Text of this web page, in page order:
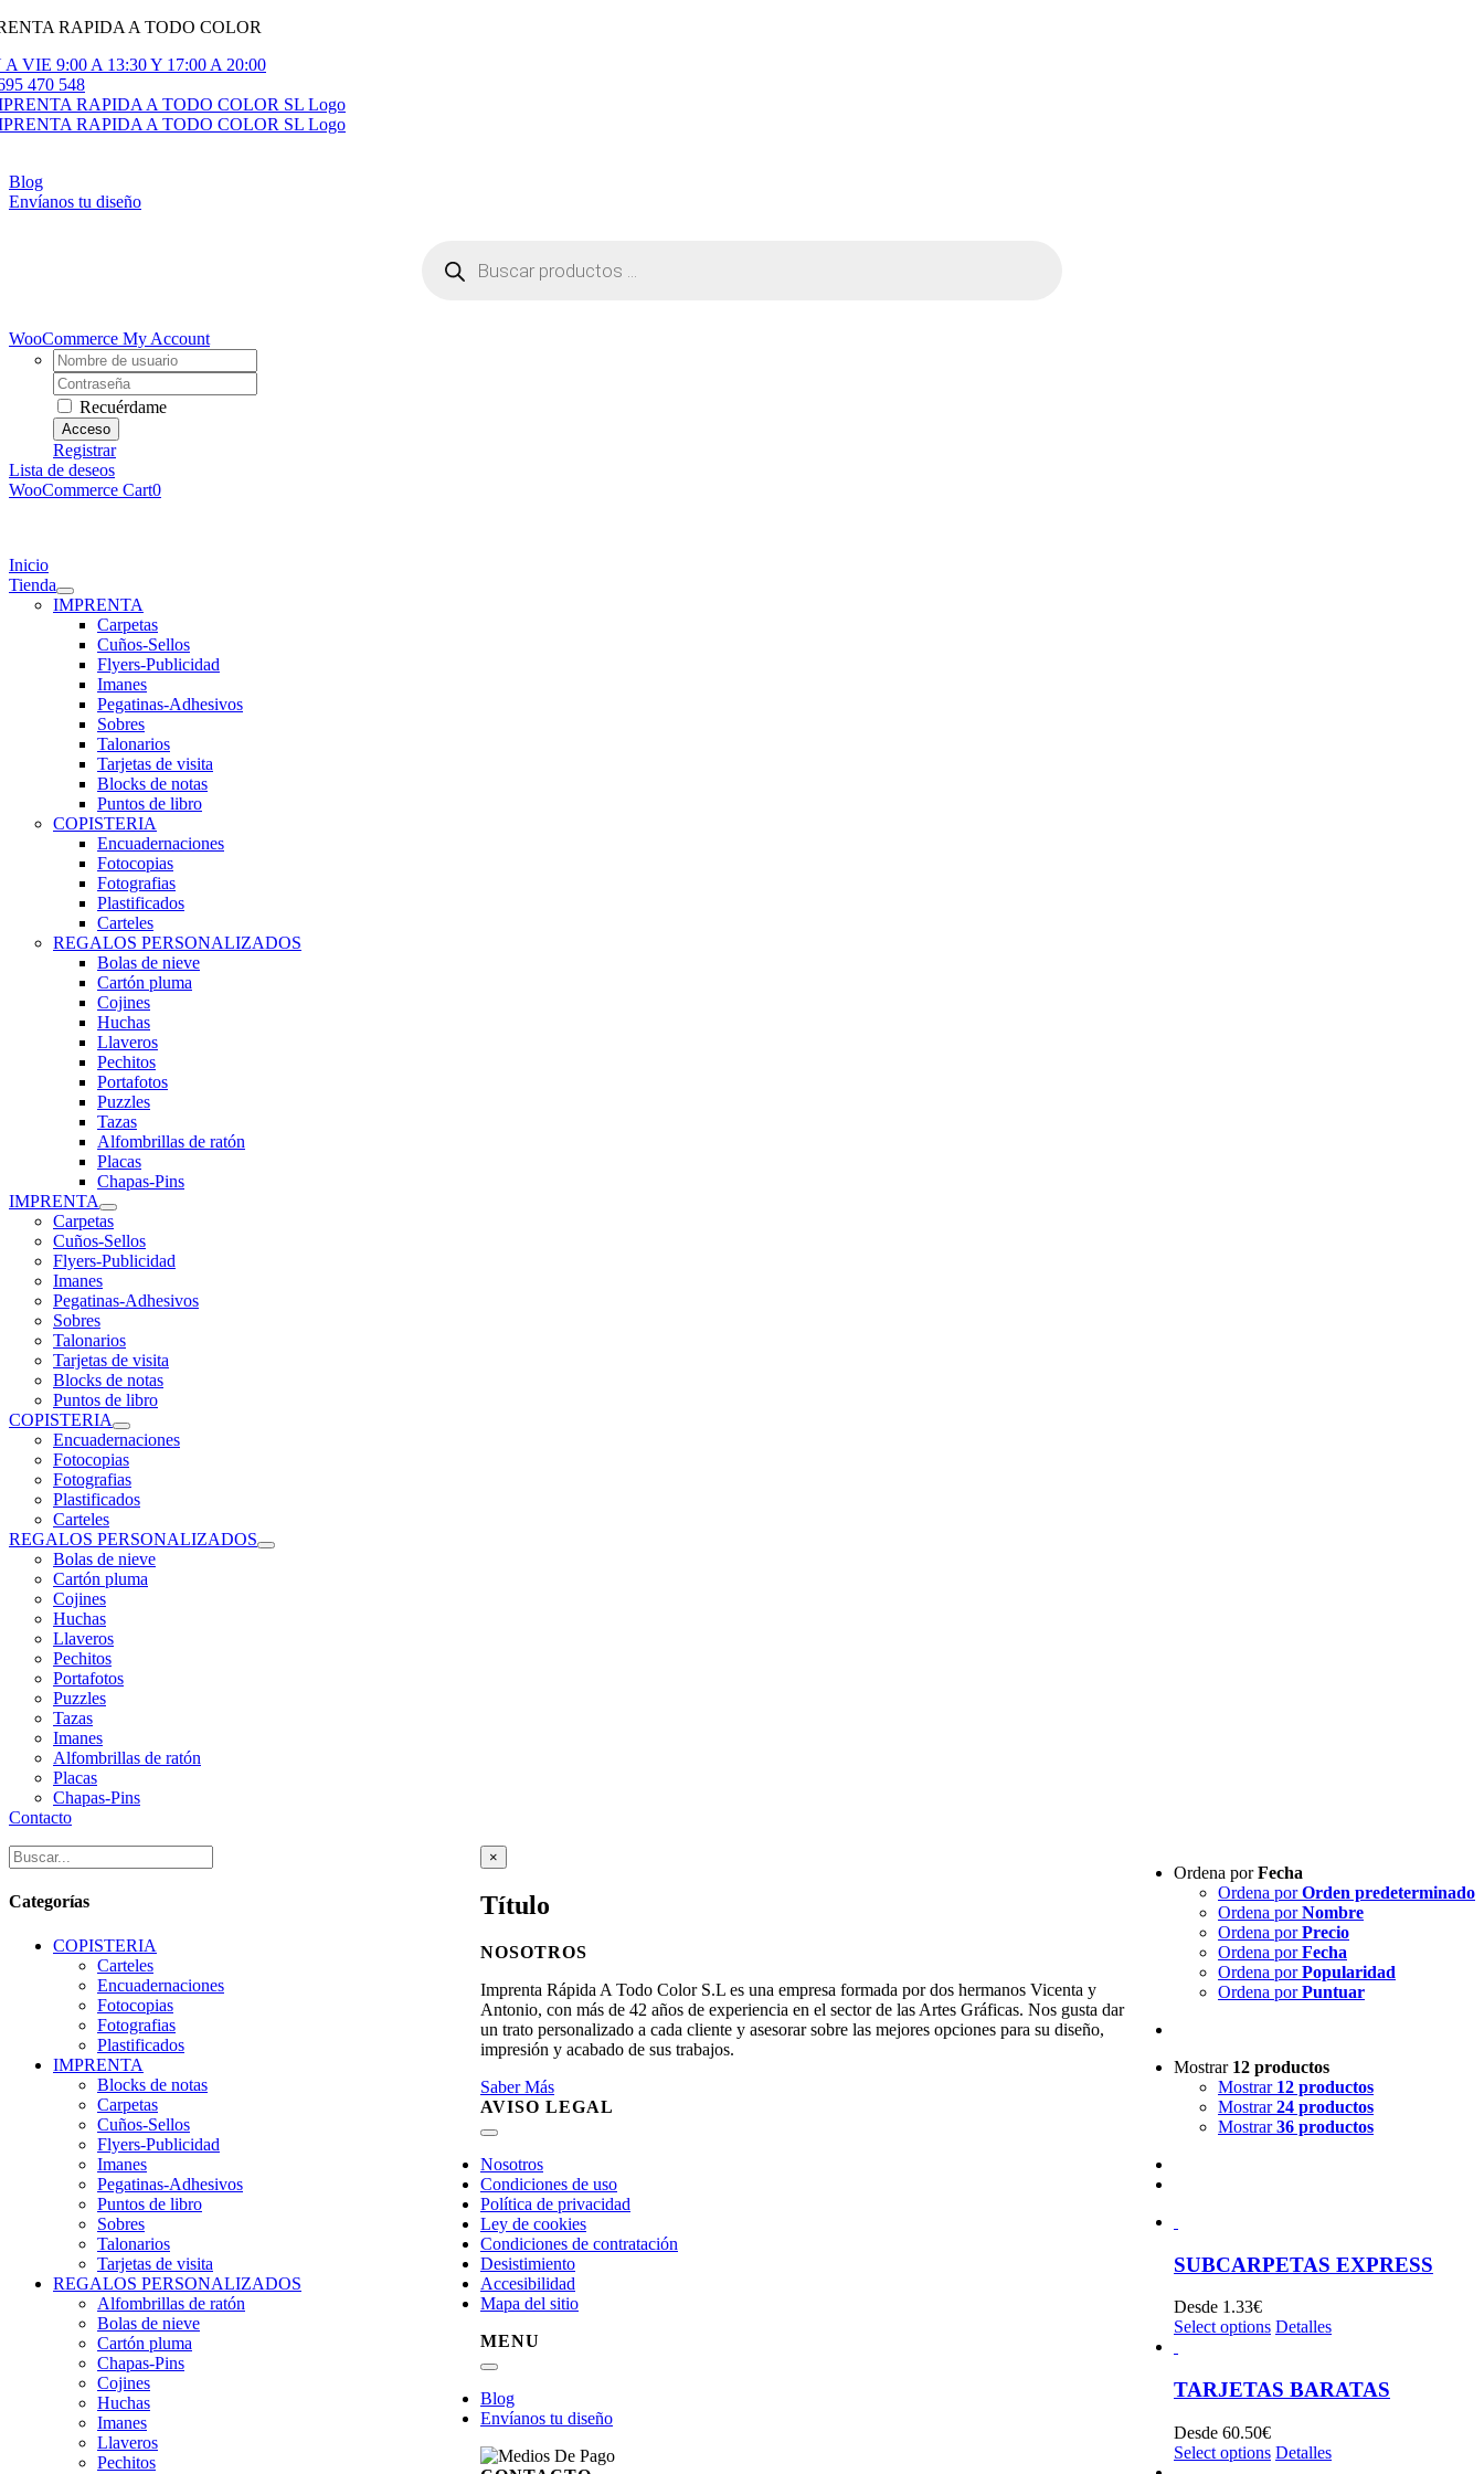
Saltar
contenido
RAPIDA A TODO COLOR
VIE 9:00 A 13:30 Y 17:00 A 20:00
470 548
Blog
Envíanos tu diseño
productos
WooCommerce My Account
Username:
Contraseña
Recuérdame
Registrar
Lista de deseos
WooCommerce Cart0
Inicio
Tienda
IMPRENTA
Carpetas
Cuños-Sellos
Flyers-Publicidad
Imanes
Pegatinas-Adhesivos
Sobres
Talonarios
Tarjetas de visita
Blocks de notas
Puntos de libro
COPISTERIA
Encuadernaciones
Fotocopias
Fotografias
Plastificados
Carteles
REGALOS PERSONALIZADOS
Bolas de nieve
Cartón pluma
Cojines
Huchas
Llaveros
Pechitos
Portafotos
Puzzles
Tazas
Alfombrillas de ratón
Placas
Chapas-Pins
IMPRENTA
Carpetas
Cuños-Sellos
Flyers-Publicidad
Imanes
Pegatinas-Adhesivos
Sobres
Talonarios
Tarjetas de visita
Blocks de notas
Puntos de libro
COPISTERIA
Encuadernaciones
Fotocopias
Fotografias
Plastificados
Carteles
REGALOS PERSONALIZADOS
Bolas de nieve
Cartón pluma
Cojines
Huchas
Llaveros
Pechitos
Portafotos
Puzzles
Tazas
Imanes
Alfombrillas de ratón
Placas
Chapas-Pins
Contacto
Ordena porFecha
Ordena porOrden predeterminado
Ordena porNombre
Ordena porPrecio
Ordena porFecha
Ordena porPopularidad
Ordena porPuntuar
Mostrar 12 productos
Mostrar 12 productos
Mostrar24 productos
Mostrar36 productos
SUBCARPETAS EXPRESS
Desde 1.33€
Select options Detalles
TARJETAS BARATAS
Desde 60.50€
Select options Detalles
Categorías
COPISTERIA
Carteles
Encuadernaciones
Fotocopias
Fotografias
Plastificados
IMPRENTA
Blocks de notas
Carpetas
Cuños-Sellos
Flyers-Publicidad
Imanes
Pegatinas-Adhesivos
Puntos de libro
Sobres
Talonarios
Tarjetas de visita
REGALOS PERSONALIZADOS
Alfombrillas de ratón
Bolas de nieve
Cartón pluma
Chapas-Pins
Cojines
Huchas
Imanes
Llaveros
Pechitos
Close
product
view
×
Título
NOSOTROS
Imprenta Rápida A Todo Color S.L es una empresa formada por dos hermanos Vicenta y
Antonio, con más de 42 años de experiencia en el sector de las Artes Gráficas. Nos gusta dar
un trato personalizado a cada cliente y asesorar sobre las mejores opciones para su diseño,
impresión y acabado de sus trabajos.
Saber Más
AVISO LEGAL
Toggle
Navigation
Nosotros
Condiciones de uso
Política de privacidad
Ley de cookies
Condiciones de contratación
Desistimiento
Accesibilidad
Mapa del sitio
MENU
Toggle
Navigation
Blog
Envíanos tu diseño